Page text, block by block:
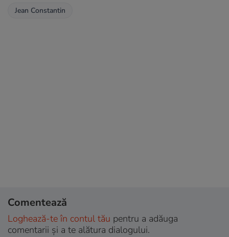
Jean Constantin
Comentează
Loghează-te în contul tău pentru a adăuga
comentarii și a te alătura dialogului.